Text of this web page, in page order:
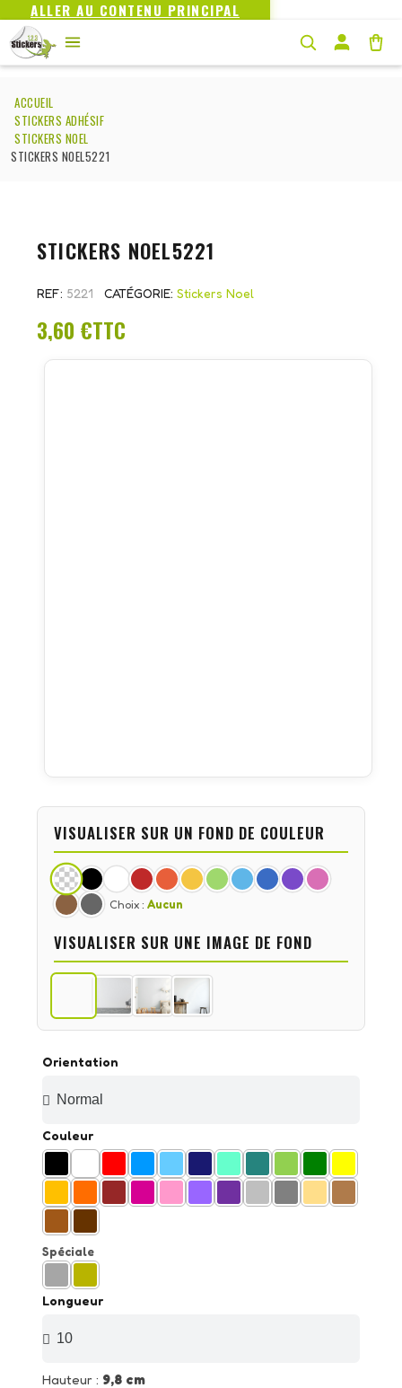
ALLER AU CONTENU PRINCIPAL
ACCUEIL
STICKERS ADHÉSIF
STICKERS NOEL
STICKERS NOEL5221
STICKERS NOEL5221
REF 5221 CATÉGORIE Stickers Noel
3,60 €TTC
Orientation
Couleur
Spéciale
Longueur
Hauteur : 9,8 cm
VISUALISER SUR UN FOND DE COULEUR
Choix : Aucun
VISUALISER SUR UNE IMAGE DE FOND